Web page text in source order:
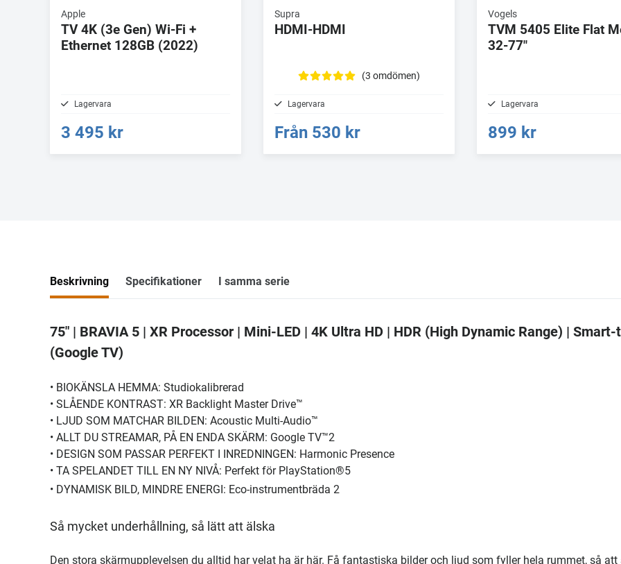
Apple
TV 4K (3e Gen) Wi-Fi +
Ethernet 128GB (2022)
Lagervara
3 495 kr
Supra
HDMI-HDMI
(3 omdömen)
Lagervara
Från 530 kr
Vogels
TVM 5405 Elite Flat
32-77"
Lagervara
899 kr
Beskrivning Specifikationer I samma serie
75" | BRAVIA 5 | XR Processor | Mini-LED | 4K Ultra HD | HDR (High Dynamic Range) | Smart-
(Google TV)
• BIOKÄNSLA HEMMA: Studiokalibrerad
• SLÅENDE KONTRAST: XR Backlight Master Drive™
• LJUD SOM MATCHAR BILDEN: Acoustic Multi-Audio™
• ALLT DU STREAMAR, PÅ EN ENDA SKÄRM: Google TV™2
• DESIGN SOM PASSAR PERFEKT I INREDNINGEN: Harmonic Presence
• TA SPELANDET TILL EN NY NIVÅ: Perfekt för PlayStation®5
• DYNAMISK BILD, MINDRE ENERGI: Eco-instrumentbräda 2
Så mycket underhållning, så lätt att älska
Den stora skärmupplevelsen du alltid har velat ha är här. Få fantastiska bilder och ljud som fyller hela rummet, så att